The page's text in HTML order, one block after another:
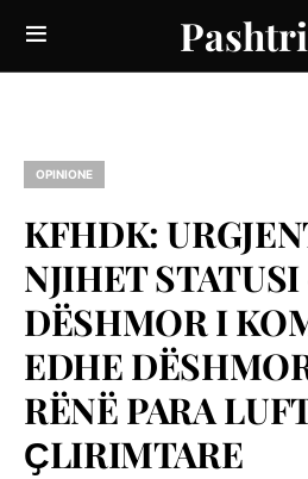
OPINIONE
KFHDK:
NJIHET STATUSI
DËSHMOR I
EDHE
RËNË PARA
ҪLIRIMTARE